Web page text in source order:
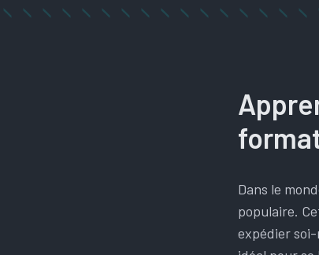
Dans le
populaire.
expédier soi-